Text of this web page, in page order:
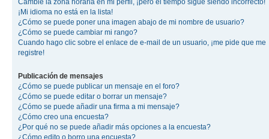
Cambié la zona horaria en mi perfil, ¡pero el tiempo sigue siendo incorrecto!
¡Mi idioma no está en la lista!
¿Cómo se puede poner una imagen abajo de mi nombre de usuario?
¿Cómo se puede cambiar mi rango?
Cuando hago clic sobre el enlace de e-mail de un usuario, ¡me pide que me
registre!
Publicación de mensajes
¿Cómo se puede publicar un mensaje en el foro?
¿Cómo se puede editar o borrar un mensaje?
¿Cómo se puede añadir una firma a mi mensaje?
¿Cómo creo una encuesta?
¿Por qué no se puede añadir más opciones a la encuesta?
¿Cómo edito o borro una encuesta?